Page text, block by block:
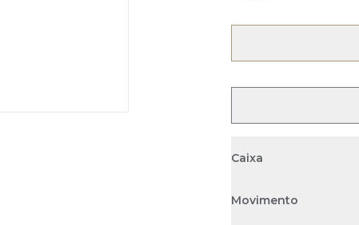
Caixa
Movimento